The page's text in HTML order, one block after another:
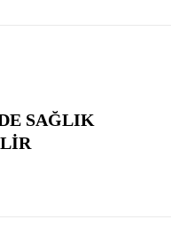
SAĞLIK